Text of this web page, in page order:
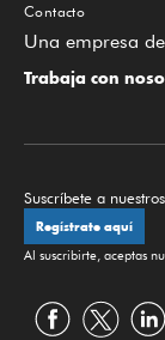
Contacto
Una empresa
Trabaja con
Suscríbete a nuestros
Regístrate aquí
Al suscribirte, aceptas